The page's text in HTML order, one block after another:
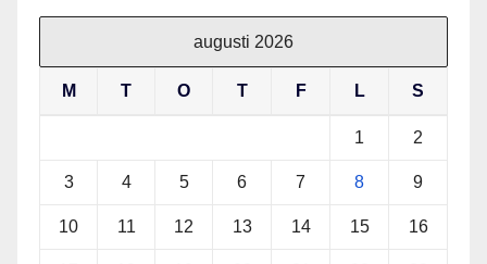
augusti 2026
M T O T F L S
1 2
3 4 5 6 7 8 9
10 11 12 13 14 15 16